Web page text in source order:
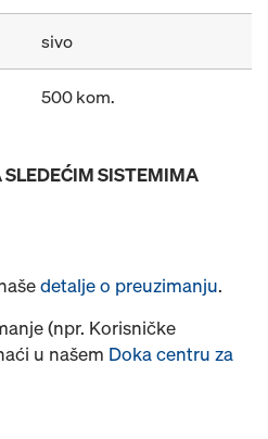
sivo
500 kom.
SLEDEĆIM SISTEMIMA
detalje o preuzimanju.
(npr. Korisničke
u našem Doka centru za